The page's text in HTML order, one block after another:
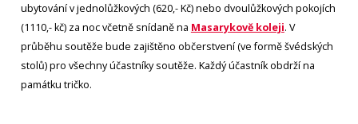
ubytování v jednolůžkových (620,- Kč) nebo dvoulůžkových pokojích
(1110,- kč) za noc včetně snídaně na Masarykově koleji. V
průběhu soutěže bude zajištěno občerstvení (ve formě švédských
stolů) pro všechny účastníky soutěže. Každý účastník obdrží na
památku tričko.